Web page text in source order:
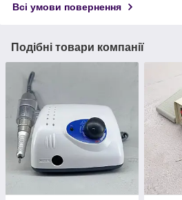
Всі умови повернення
Подібні товари компанії